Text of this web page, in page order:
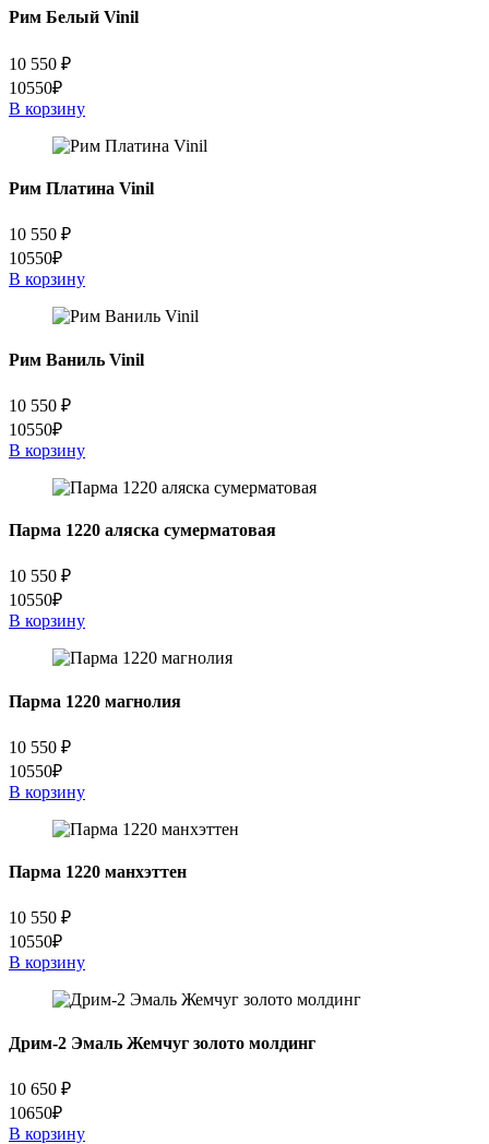
Рим Белый Vinil
10 550 ₽
10550₽
В корзину
Рим Платина Vinil
10 550 ₽
10550₽
В корзину
Рим Ваниль Vinil
10 550 ₽
10550₽
В корзину
Парма 1220 аляска сумерматовая
10 550 ₽
10550₽
В корзину
Парма 1220 магнолия
10 550 ₽
10550₽
В корзину
Парма 1220 манхэттен
10 550 ₽
10550₽
В корзину
Дрим-2 Эмаль Жемчуг золото молдинг
10 650 ₽
10650₽
В корзину